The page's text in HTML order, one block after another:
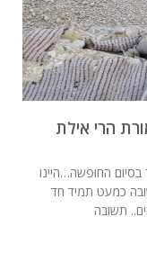
הרי אילת
בסיום החופשה…היינו
כמעט תמיד חד
תשובה